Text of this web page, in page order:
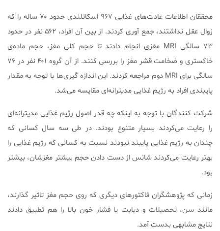
محققان اطلاعات عادت‌های غذایی ۹۶۷ اسکاتلندی حدود ۷۰ ساله را که
زوال عقل نداشتند، جمع آوری کردند. از بین آن افراد، ۵۶۲ نفر در حدود
۷۳ سالگی MRI مغزی انجام دادند تا حجم کلی مغز، حجم ماده‌ی
خاکستری و ضخامت قشر مغز را بررسی کنند. از آن گروه ۴۰۱ نفر در ۷۶
سالگی برای MRI دوم مراجعه کردند. این اندازه‌ گیری‌ها با توجه به مقدار
پایبندی افراد به رژیم غذایی مدیترانه‌ای مقایسه می‌شد.
شرکت کنندگان با توجه به اینکه چه قدر اصول رژیم غذایی مدیترانه‌ای
را رعایت می‌کردند بسیار متنوع بودند. در طی سه سال کسانی که
چندان به رژیم غذایی پایبند نبودند نسبت به کسانی که رژیم غذایی را
بهتر رعایت می‌کردند شانس از دست دادن حجم بیشتر مغزشان، بیشتر
بود.
زمانی که پژوهشگران فاکتور‌های دیگری که روی حجم مغز تاثیر گذارند،
مانند سن، تحصیلات و دیابت یا فشار خون بالا را هم تطبیق دادند
نتایج مشابهی بدست آمد.